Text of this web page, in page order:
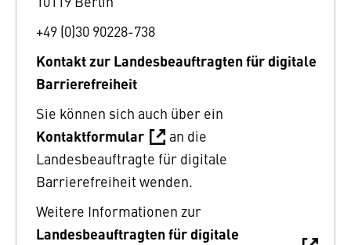
+49 (0)30 90228-738
Kontakt zur Landesbeauftragten für digitale
Barrierefreiheit
Sie können sich auch über ein
Kontaktformular
an die
Landesbeauftragte für digitale
Barrierefreiheit wenden.
Weitere Informationen zur
Landesbeauftragten für digitale